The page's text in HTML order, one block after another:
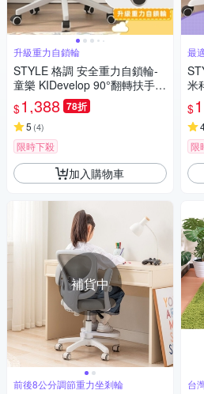
升級重力自鎖輪
STYLE 格調 安全重力自鎖輪-
童樂 KIDevelop 90°翻轉扶手成
長電腦椅/成長椅/學習椅/升降椅
(附活動式腳踏)
$1,388 78折
5 (4)
限時下殺
加入購物車
補貨中
前後8公分調節重力坐剎輪
最
米
降
$
限
台